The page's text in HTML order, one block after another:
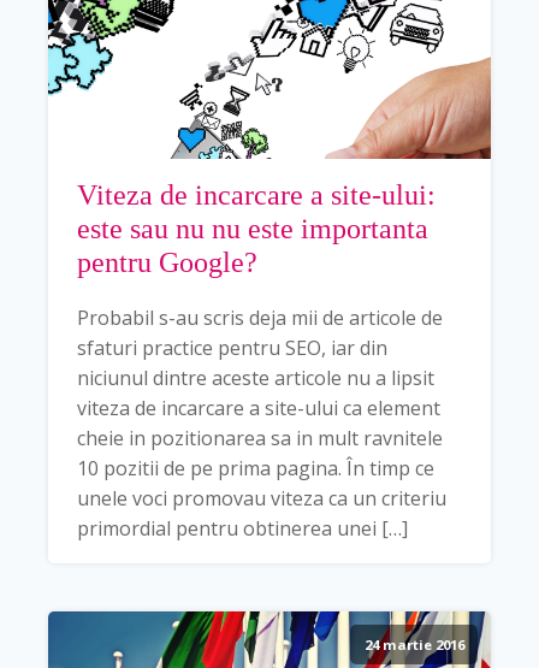
Viteza de incarcare a site-ului:
este sau nu nu este importanta
pentru Google?
Probabil s-au scris deja mii de articole de
sfaturi practice pentru SEO, iar din
niciunul dintre aceste articole nu a lipsit
viteza de incarcare a site-ului ca element
cheie in pozitionarea sa in mult ravnitele
10 pozitii de pe prima pagina. În timp ce
unele voci promovau viteza ca un criteriu
primordial pentru obtinerea unei […]
24 martie 2016